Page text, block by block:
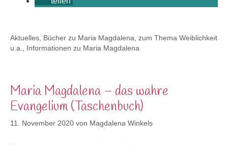
Kategorien
Aktuelles
Bücher zu Maria Magdalena, zum Thema Weiblichkeit
u.a.
Informationen zu Maria Magdalena
Maria Magdalena – das wahre
Evangelium (Taschenbuch)
11. November 2020 von Magdalena Winkels